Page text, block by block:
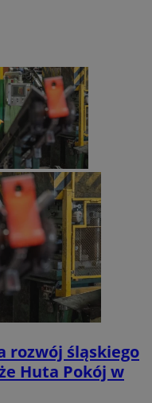
rozwój śląskiego
Huta Pokój w